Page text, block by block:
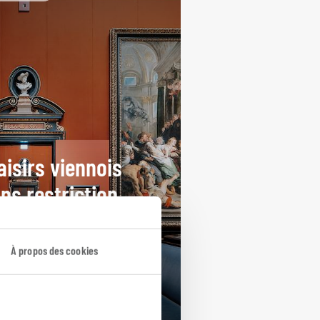
À propos des cookies
viennois
restriction